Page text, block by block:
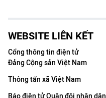
WEBSITE LIÊN KẾT
Cổng thông tin điện tử
Đảng Cộng sản Việt Nam
Thông tấn xã Việt Nam
Báo điện tử Quân đội nhân dân